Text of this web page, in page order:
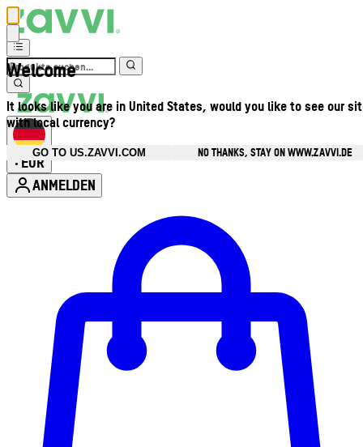
Welcome
It looks like you are in United States, would you like to see our
with local currency?
GO TO US.ZAVVI.COM
NO THANKS, STAY ON WWW.ZAVVI.DE
• EUR
ANMELDEN